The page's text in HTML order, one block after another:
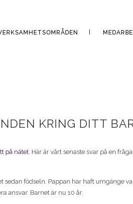
KRING DITT
på nätet. Här är vårt senaste svar på en
sedan födseln. Pappan har haft umgänge
ansvar. Barnet är nu 10 år.